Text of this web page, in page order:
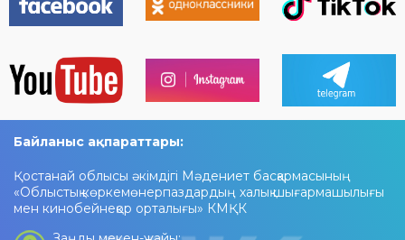
Байланыс ақпараттары:
Қостанай облысы әкімдігі Мәдениет басқармасының
«Облыстық көркемөнерпаздардың халық шығармашылығы
мен кинобейнеқор орталығы» КМҚК